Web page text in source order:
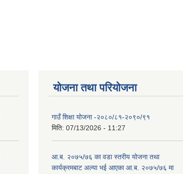
योजना तथा परियोजना
गाउँ शिक्षा योजना -२०८०/८१-२०९०/९१
मिति: 07/13/2026 - 11:27
आ.ब. २०७५/७६ का वडा स्तरीय योजना तथा
कार्यक्रमबाट अल्या भई आएका आ.ब. २०७५/७६ मा